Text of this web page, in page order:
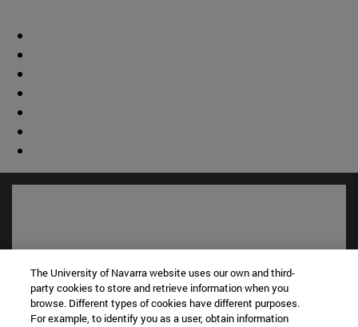
The University of Navarra website uses our own and third-
party cookies to store and retrieve information when you
browse. Different types of cookies have different purposes.
For example, to identify you as a user, obtain information